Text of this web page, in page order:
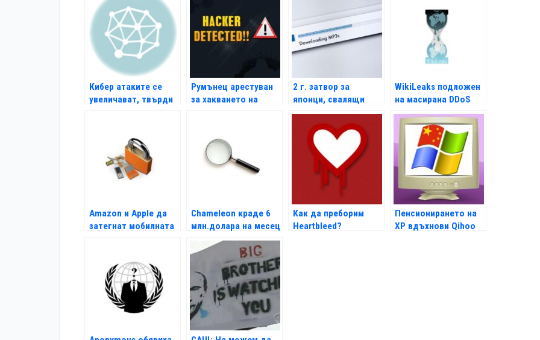
Кибер атаките се
увеличават, твърди
Румънец арестуван
за хакването на
2 г. затвор за
японци, свалящи
нелегално
съдържание
WikiLeaks подложен
на масирана DDoS
атака
Amazon и Apple да
затегнат мобилната
Chameleon краде 6
млн.долара на месец
Как да преборим
Heartbleed?
Пенсионирането на
XP вдъхнови Qihoo